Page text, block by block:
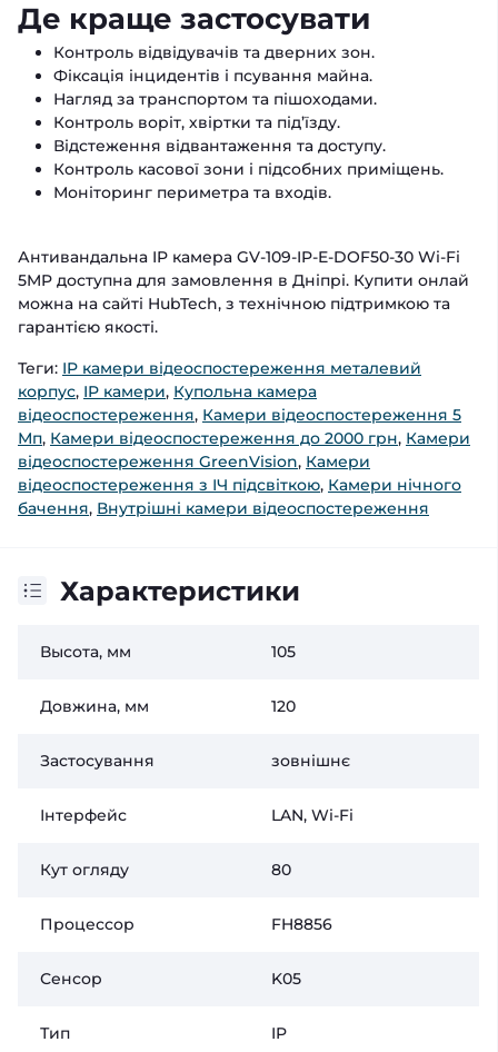
Де краще застосувати
Контроль відвідувачів та дверних зон.
Фіксація інцидентів і псування майна.
Нагляд за транспортом та пішоходами.
Контроль воріт, хвіртки та під’їзду.
Відстеження відвантаження та доступу.
Контроль касової зони і підсобних приміщень.
Моніторинг периметра та входів.
Антивандальна IP камера GV-109-IP-E-DOF50-30 Wi-Fi
5MP доступна для замовлення в Дніпрі. Купити онлай
можна на сайті HubTech, з технічною підтримкою та
гарантією якості.
Теги: IP камери відеоспостереження металевий
корпус, IP камери, Купольна камера
відеоспостереження, Камери відеоспостереження 5
Мп, Камери відеоспостереження до 2000 грн, Камери
відеоспостереження GreenVision, Камери
відеоспостереження з ІЧ підсвіткою, Камери нічного
бачення, Внутрішні камери відеоспостереження
Характеристики
Высота, мм 105
Довжина, мм 120
Застосування зовнішнє
Інтерфейс LAN, Wi-Fi
Кут огляду 80
Процессор FH8856
Сенсор K05
Тип IP